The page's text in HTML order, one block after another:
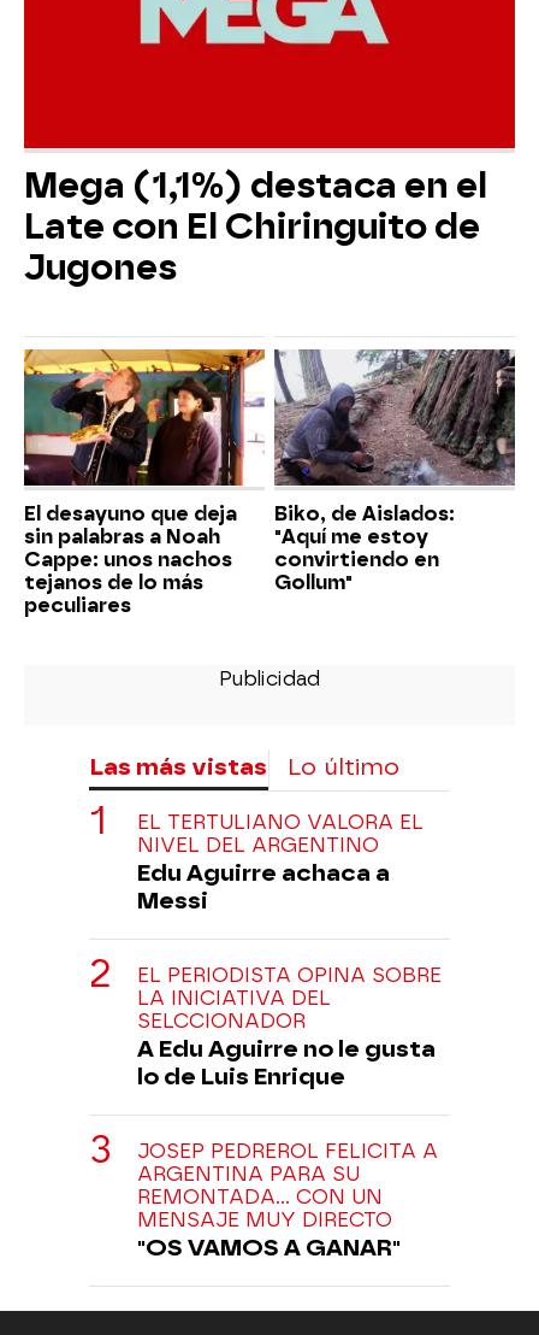
Mega (1,1%) destaca en el
Late con El Chiringuito de
Jugones
El desayuno que deja
sin palabras a Noah
Cappe: unos nachos
tejanos de lo más
peculiares
Biko, de Aislados:
"Aquí me estoy
convirtiendo en
Gollum"
Las más vistas Lo último
EL TERTULIANO VALORA EL
NIVEL DEL ARGENTINO
Edu Aguirre achaca a
Messi
EL PERIODISTA OPINA SOBRE
LA INICIATIVA DEL
SELCCIONADOR
A Edu Aguirre no le gusta
lo de Luis Enrique
JOSEP PEDREROL FELICITA A
ARGENTINA PARA SU
REMONTADA... CON UN
MENSAJE MUY DIRECTO
"OS VAMOS A GANAR"